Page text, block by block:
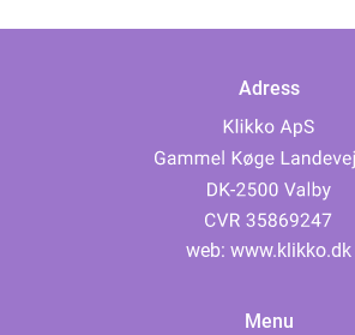
Adress
web: www.klikko.dk
Menu